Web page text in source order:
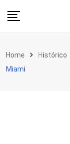
Home Histórico
Miami